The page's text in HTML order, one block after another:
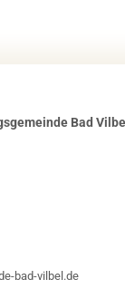
Bad Vilbel
bad-vilbel.de